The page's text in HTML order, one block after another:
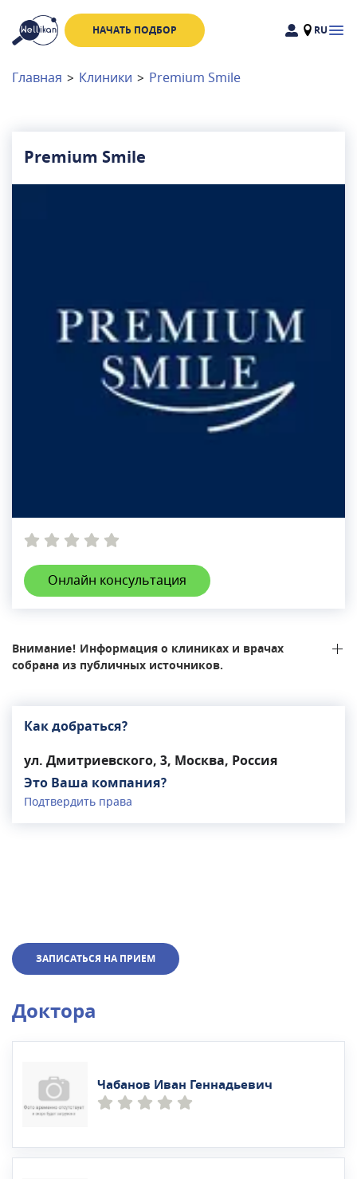
НАЧАТЬ ПОДБОР RU
Доктора
Клиники
Главная > Клиники > Premium Smile
Premium Smile
Онлайн консультация
Внимание! Информация о клиниках и врачах
собрана из публичных источников.
Как добраться?
ул. Дмитриевского, 3, Москва, Россия
Это Ваша компания?
Подтвердить права
ЗАПИСАТЬСЯ НА ПРИЕМ
Доктора
Чабанов Иван Геннадьевич